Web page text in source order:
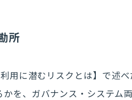
所
用に潜むリスクとは】で述べ
を、ガバナンス・システム